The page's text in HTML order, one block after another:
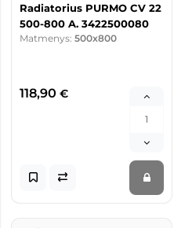
Radiatorius PURMO CV 22
500-800 A. 3422500080
Matmenys: 500x800
118,90 €